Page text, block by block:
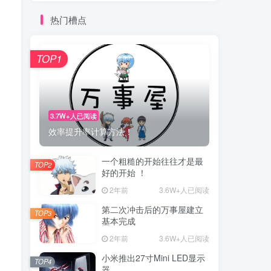
热门槽点
3.7W+人已阅读
效率提升率计算方法！
TOP1
一个粗糙的开始往往才是最
好的开始 ！
2年前 3.6W+人已阅读
TOP2
第二次冲击后的万事屋建立
基本完成
2年前 3.6W+人已阅读
TOP3
小米推出27寸Mini LED显示
TOP4